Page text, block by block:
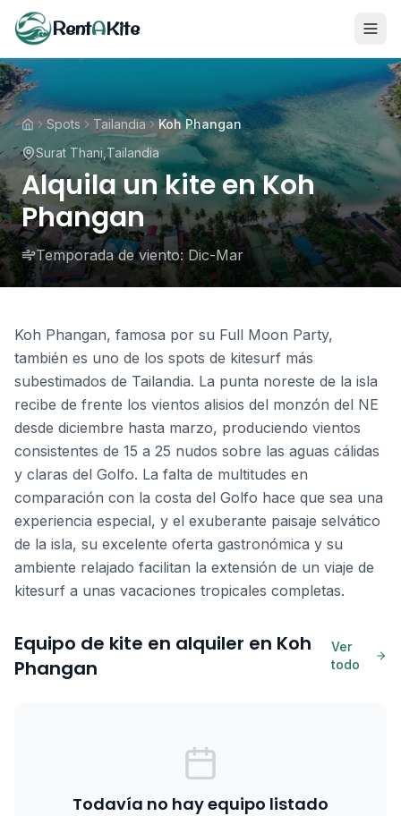
RentAKite
Spots Tailandia
Koh Phangan
Surat Thani Tailandia
Alquila un kite en Koh
Phangan
Temporada de viento: Dic-Mar
Koh Phangan, famosa por su Full Moon Party,
también es uno de los spots de kitesurf más
subestimados de Tailandia. La punta noreste de la isla
recibe de frente los vientos alisios del monzón del NE
desde diciembre hasta marzo, produciendo vientos
consistentes de 15 a 25 nudos sobre las aguas cálidas
y claras del Golfo. La falta de multitudes en
comparación con la costa del Golfo hace que sea una
experiencia especial, y el exuberante paisaje selvático
de la isla, su excelente oferta gastronómica y su
ambiente relajado facilitan la extensión de un viaje de
kitesurf a unas vacaciones tropicales completas.
Equipo de kite en alquiler en Koh
Phangan
Ver
todo
Todavía no hay equipo listado